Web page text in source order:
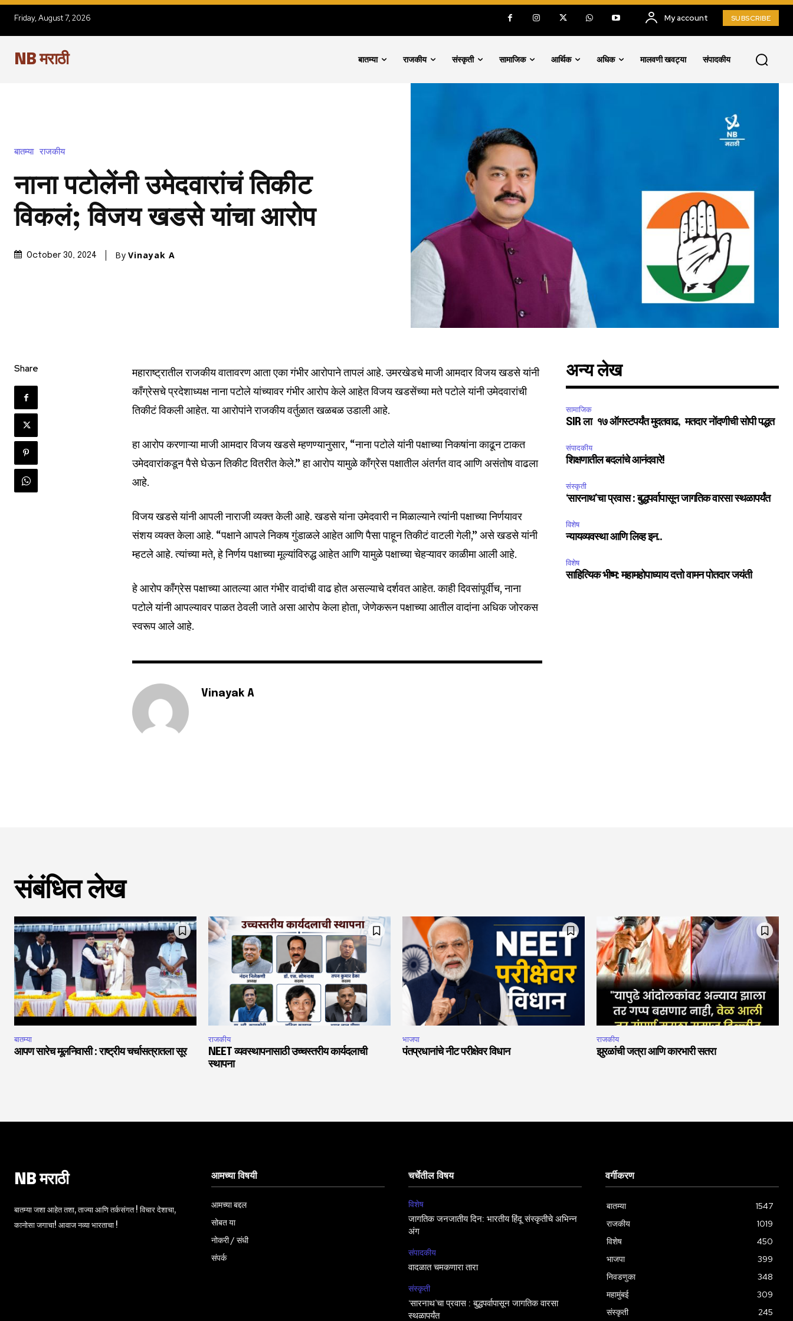
Join our community of
SUBSCRIBERS and be part
of the conversation.
To subscribe, simply enter your email address on our website or click
the subscribe button below. Don't worry, we respect your privacy and
won't spam your inbox. Your information is safe with us.
SUBSCRIBE
I've read and accept the Privacy Policy.
Fans
32,111
Followers
Friday, August 7, 2026 My account SUBSCRIBE
NB मराठी बातम्या राजकीय संस्कृती सामाजिक आर्थिक अधिक मालवणी खवट्या संपादकीय
बातम्या राजकीय
नाना पटोलेंनी उमेदवारांचं तिकीट
विकलं; विजय खडसे यांचा आरोप
October 30, 2024 By Vinayak A
Share
महाराष्ट्रातील राजकीय वातावरण आता एका गंभीर आरोपाने तापलं आहे. उमरखेडचे माजी आमदार विजय खडसे यांनी
काँग्रेसचे प्रदेशाध्यक्ष नाना पटोले यांच्यावर गंभीर आरोप केले आहेत विजय खडसेंच्या मते पटोले यांनी उमेदवारांची
तिकीटं विकली आहेत. या आरोपांने राजकीय वर्तुळात खळबळ उडाली आहे.
हा आरोप करणाऱ्या माजी आमदार विजय खडसे म्हणण्यानुसार, “नाना पटोले यांनी पक्षाच्या निकषांना काढून टाकत
उमेदवारांकडून पैसे घेऊन तिकीट वितरीत केले.” हा आरोप यामुळे काँग्रेस पक्षातील अंतर्गत वाद आणि असंतोष वाढला
आहे.
विजय खडसे यांनी आपली नाराजी व्यक्त केली आहे. खडसे यांना उमेदवारी न मिळाल्याने त्यांनी पक्षाच्या निर्णयावर
संशय व्यक्त केला आहे. “पक्षाने आपले निकष गुंडाळले आहेत आणि पैसा पाहून तिकीटं वाटली गेली,” असे खडसे यांनी
म्हटले आहे. त्यांच्या मते, हे निर्णय पक्षाच्या मूल्यांविरुद्ध आहेत आणि यामुळे पक्षाच्या चेहऱ्यावर काळीमा आली आहे.
हे आरोप काँग्रेस पक्षाच्या आतल्या आत गंभीर वादांची वाढ होत असल्याचे दर्शवत आहेत. काही दिवसांपूर्वीच, नाना
पटोले यांनी आपल्यावर पाळत ठेवली जाते असा आरोप केला होता, जेणेकरून पक्षाच्या आतील वादांना अधिक जोरकस
स्वरूप आले आहे.
Vinayak A
अन्य लेख
सामाजिक
SIR ला १७ ऑगस्टपर्यंत मुदतवाढ, मतदार नोंदणीची सोपी पद्धत
संपादकीय
शिक्षणातील बदलांचे आनंदवारे!
संस्कृती
‘सारनाथ’चा प्रवास : बुद्धपर्वापासून जागतिक वारसा स्थळापर्यंत
विशेष
न्यायव्यवस्था आणि लिव्ह इन..
विशेष
साहित्यिक भीष्म: महामहोपाध्याय दत्तो वामन पोतदार जयंती
संबंधित लेख
बातम्या
आपण सारेच मूलनिवासी : राष्ट्रीय चर्चासत्रातला सूर
राजकीय
NEET व्यवस्थापनासाठी उच्चस्तरीय कार्यदलाची
स्थापना
भाजपा
पंतप्रधानांचे नीट परीक्षेवर विधान
राजकीय
झुरळांची जत्रा आणि कारभारी सतरा
NB मराठी
बातम्या जशा आहेत तशा, ताज्या आणि तर्कसंगत ! विचार देशाचा,
कानोसा जगाचा! आवाज नव्या भारताचा !
आमच्या विषयी
आमच्या बद्दल
सोबत या
नोकरी / संधी
संपर्क
चर्चेतील विषय
विशेष
जागतिक जनजातीय दिन: भारतीय हिंदू संस्कृतीचे अभिन्न
अंग
संपादकीय
वादळात चमकणारा तारा
संस्कृती
‘सारनाथ’चा प्रवास : बुद्धपर्वापासून जागतिक वारसा
स्थळापर्यंत
वर्गीकरण
बातम्या
1547
राजकीय
1019
विशेष
450
भाजपा
399
निवडणुका
348
महामुंबई
309
संस्कृती
245